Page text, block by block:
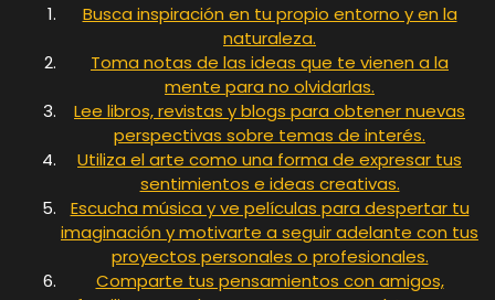
Busca inspiración en tu propio entorno y en la
naturaleza.
Toma notas de las ideas que te vienen a la
mente para no olvidarlas.
Lee libros, revistas y blogs para obtener nuevas
perspectivas sobre temas de interés.
Utiliza el arte como una forma de expresar tus
sentimientos e ideas creativas.
Escucha música y ve películas para despertar tu
imaginación y motivarte a seguir adelante con tus
proyectos personales o profesionales.
Comparte tus pensamientos con amigos,